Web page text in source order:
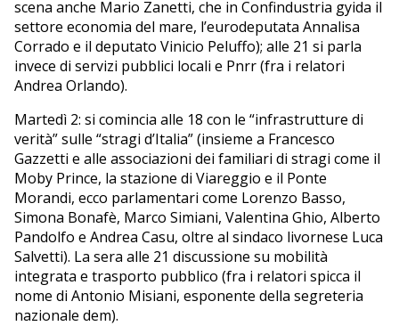
scena anche Mario Zanetti, che in Confindustria gyida il
settore economia del mare, l’eurodeputata Annalisa
Corrado e il deputato Vinicio Peluffo); alle 21 si parla
invece di servizi pubblici locali e Pnrr (fra i relatori
Andrea Orlando).
Martedì 2: si comincia alle 18 con le “infrastrutture di
verità” sulle “stragi d’Italia” (insieme a Francesco
Gazzetti e alle associazioni dei familiari di stragi come il
Moby Prince, la stazione di Viareggio e il Ponte
Morandi, ecco parlamentari come Lorenzo Basso,
Simona Bonafè, Marco Simiani, Valentina Ghio, Alberto
Pandolfo e Andrea Casu, oltre al sindaco livornese Luca
Salvetti). La sera alle 21 discussione su mobilità
integrata e trasporto pubblico (fra i relatori spicca il
nome di Antonio Misiani, esponente della segreteria
nazionale dem).